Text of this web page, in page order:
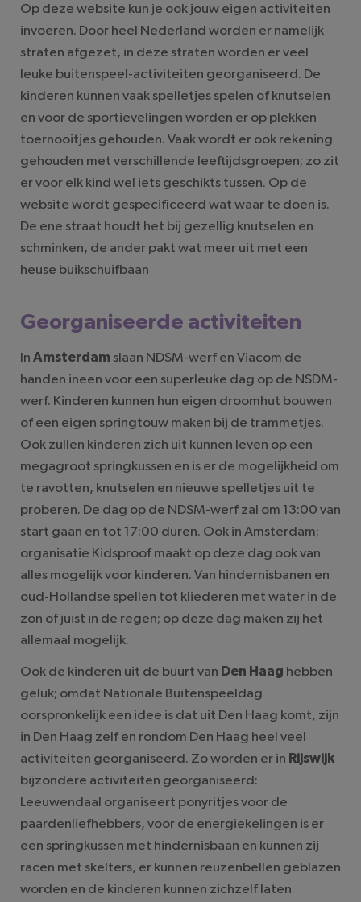
Op deze website kun je ook jouw eigen activiteiten
invoeren. Door heel Nederland worden er namelijk
straten afgezet, in deze straten worden er veel
leuke buitenspeel-activiteiten georganiseerd. De
kinderen kunnen vaak spelletjes spelen of knutselen
en voor de sportievelingen worden er op plekken
toernooitjes gehouden. Vaak wordt er ook rekening
gehouden met verschillende leeftijdsgroepen; zo zit
er voor elk kind wel iets geschikts tussen. Op de
website wordt gespecificeerd wat waar te doen is.
De ene straat houdt het bij gezellig knutselen en
schminken, de ander pakt wat meer uit met een
heuse buikschuifbaan
Georganiseerde activiteiten
In Amsterdam slaan NDSM-werf en Viacom de
handen ineen voor een superleuke dag op de NSDM-
werf. Kinderen kunnen hun eigen droomhut bouwen
of een eigen springtouw maken bij de trammetjes.
Ook zullen kinderen zich uit kunnen leven op een
megagroot springkussen en is er de mogelijkheid om
te ravotten, knutselen en nieuwe spelletjes uit te
proberen. De dag op de NDSM-werf zal om 13:00 van
start gaan en tot 17:00 duren. Ook in Amsterdam;
organisatie Kidsproof maakt op deze dag ook van
alles mogelijk voor kinderen. Van hindernisbanen en
oud-Hollandse spellen tot kliederen met water in de
zon of juist in de regen; op deze dag maken zij het
allemaal mogelijk.
Ook de kinderen uit de buurt van Den Haag hebben
geluk; omdat Nationale Buitenspeeldag
oorspronkelijk een idee is dat uit Den Haag komt, zijn
in Den Haag zelf en rondom Den Haag heel veel
activiteiten georganiseerd. Zo worden er in Rijswijk
bijzondere activiteiten georganiseerd:
Leeuwendaal organiseert ponyritjes voor de
paardenliefhebbers, voor de energiekelingen is er
een springkussen met hindernisbaan en kunnen zij
racen met skelters, er kunnen reuzenbellen geblazen
worden en de kinderen kunnen zichzelf laten